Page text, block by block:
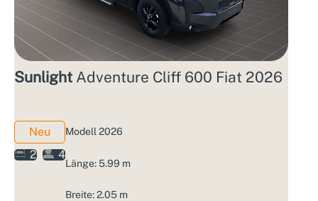
Sunlight Adventure Cliff 600 Fiat 2026
Neu
2
4
Modell 2026
Länge: 5.99 m
Breite: 2.05 m